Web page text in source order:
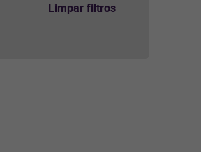
Limpar filtros